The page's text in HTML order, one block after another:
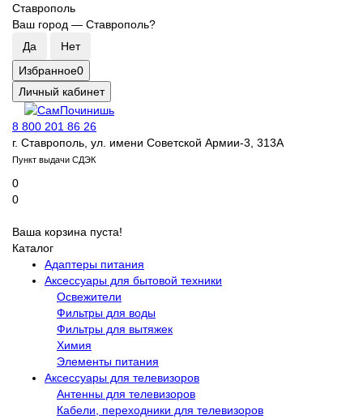
Ставрополь
Ваш город — Ставрополь?
Избранное0
Личный кабинет
8 800 201 86 26
г. Ставрополь, ул. имени Советской Армии-3, 313А
Пункт выдачи СДЭК
0
0
Ваша корзина пуста!
Каталог
Адаптеры питания
Аксессуары для бытовой техники
Освежители
Фильтры для воды
Фильтры для вытяжек
Химия
Элементы питания
Аксессуары для телевизоров
Антенны для телевизоров
Кабели, переходники для телевизоров